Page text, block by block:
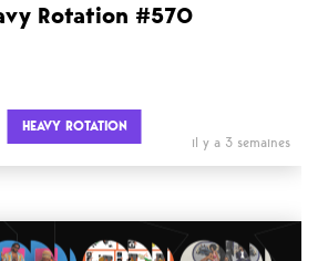
Rotation #570
HEAVY ROTATION
il y a 3 semaines